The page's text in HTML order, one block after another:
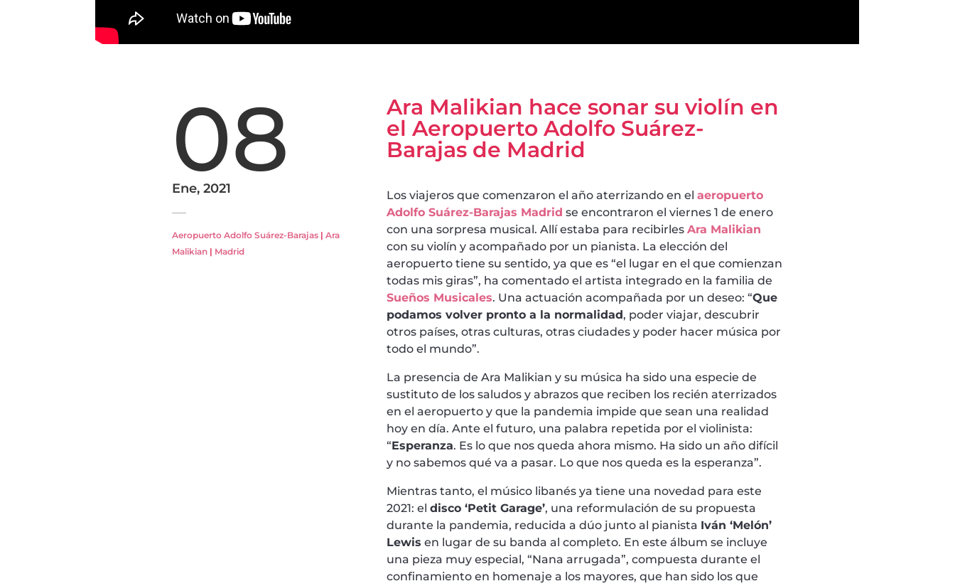
08
Ene, 2021
Aeropuerto Adolfo Suárez-Barajas| Ara
Malikian| Madrid
Ara Malikian hace sonar su violín en
el Aeropuerto Adolfo Suárez-
Barajas de Madrid
Los viajeros que comenzaron el año aterrizando en elaeropuerto
Adolfo Suárez-Barajas Madrid se encontraron el viernes 1 de enero
con una sorpresa musical. Allí estaba para recibirlesAra Malikian
con su violín y acompañado por un pianista. La elección del
aeropuerto tiene su sentido, ya que es “el lugar en el que comienzan
todas mis giras”, ha comentado el artista integrado en la familia de
Sueños Musicales. Una actuación acompañada por un deseo: “Que
podamos volver pronto a la normalidad, poder viajar, descubrir
otros países, otras culturas, otras ciudades y poder hacer música por
todo el mundo”.
La presencia de Ara Malikian y su música ha sido una especie de
sustituto de los saludos y abrazos que reciben los recién aterrizados
en el aeropuerto y que la pandemia impide que sean una realidad
hoy en día. Ante el futuro, una palabra repetida por el violinista:
“Esperanza. Es lo que nos queda ahora mismo. Ha sido un año difícil
y no sabemos qué va a pasar. Lo que nos queda es la esperanza”.
Mientras tanto, el músico libanés ya tiene una novedad para este
2021: eldisco ‘Petit Garage’, una reformulación de su propuesta
durante la pandemia, reducida a dúo junto al pianista Iván ‘Melón’
Lewis en lugar de su banda al completo. En este álbum se incluye
una pieza muy especial, “Nana arrugada”, compuesta durante el
confinamiento en homenaje a los mayores, que han sido los que